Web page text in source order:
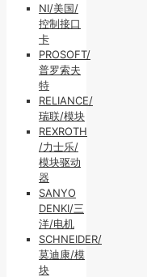
NI/美国/
控制接口
卡
PROSOFT/
普罗索夫
特
RELIANCE/
瑞联/模块
REXROTH
/力士乐/
模块驱动
器
SANYO
DENKI/三
洋/电机
SCHNEIDER/
莫迪康/模
块